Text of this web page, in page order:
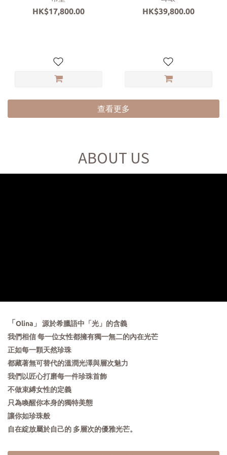
HK$17,800.00 HK$39,800.00
查看更多
ABOUT US
「Olina」 源於希臘語中「光」的含義
我們相信 每一位女性都擁有獨一無二的內在光芒
正如每一顆天然珍珠
都藏著無可替代的溫潤光澤與層次魅力
我們以匠心打磨每一件珍珠首飾
不做束縛女性的定義
只為喚醒你本身的獨特美態
讓你如珍珠般
自在綻放屬於自己的 多層次的優雅光芒。